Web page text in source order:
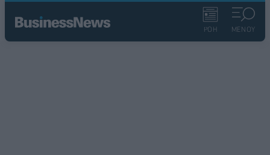
ΡΟΗ ΜΕΝΟΥ